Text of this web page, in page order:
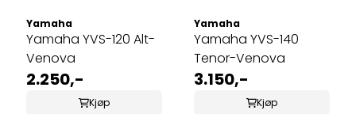
Yamaha
Yamaha YVS-120 Alt-
Venova
2.250,-
Kjøp
Yamaha
Yamaha YVS-140
Tenor-Venova
3.150,-
Kjøp